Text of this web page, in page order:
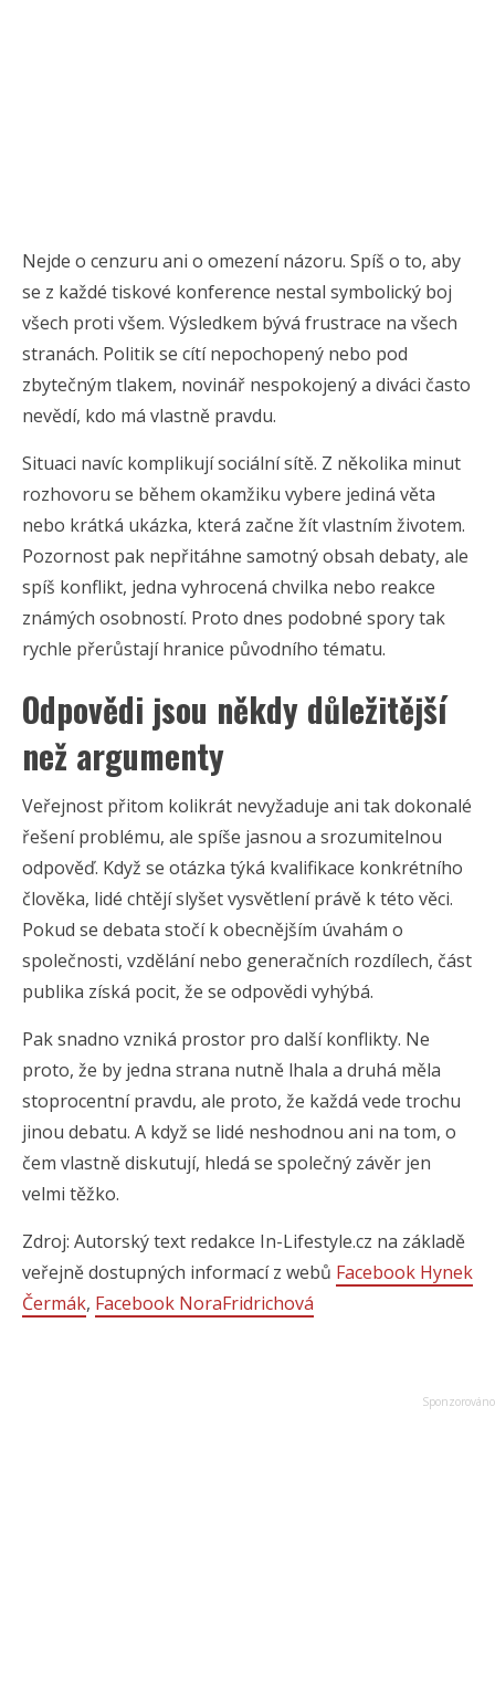
Nejde o cenzuru ani o omezení názoru. Spíš o to, aby
se z každé tiskové konference nestal symbolický boj
všech proti všem. Výsledkem bývá frustrace na všech
stranách. Politik se cítí nepochopený nebo pod
zbytečným tlakem, novinář nespokojený a diváci často
nevědí, kdo má vlastně pravdu.
Situaci navíc komplikují sociální sítě. Z několika minut
rozhovoru se během okamžiku vybere jediná věta
nebo krátká ukázka, která začne žít vlastním životem.
Pozornost pak nepřitáhne samotný obsah debaty, ale
spíš konflikt, jedna vyhrocená chvilka nebo reakce
známých osobností. Proto dnes podobné spory tak
rychle přerůstají hranice původního tématu.
Odpovědi jsou někdy důležitější
než argumenty
Veřejnost přitom kolikrát nevyžaduje ani tak dokonalé
řešení problému, ale spíše jasnou a srozumitelnou
odpověď. Když se otázka týká kvalifikace konkrétního
člověka, lidé chtějí slyšet vysvětlení právě k této věci.
Pokud se debata stočí k obecnějším úvahám o
společnosti, vzdělání nebo generačních rozdílech, část
publika získá pocit, že se odpovědi vyhýbá.
Pak snadno vzniká prostor pro další konflikty. Ne
proto, že by jedna strana nutně lhala a druhá měla
stoprocentní pravdu, ale proto, že každá vede trochu
jinou debatu. A když se lidé neshodnou ani na tom, o
čem vlastně diskutují, hledá se společný závěr jen
velmi těžko.
Zdroj: Autorský text redakce In-Lifestyle.cz na základě
veřejně dostupných informací z webů Facebook Hynek
Čermák, Facebook NoraFridrichová